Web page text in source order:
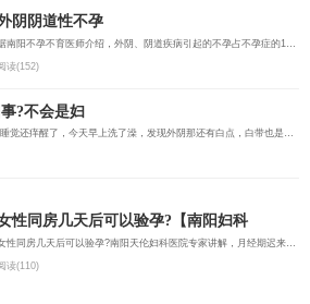
阴阴道性不孕
据南阳不孕不育医师介绍，外阴、阴道疾病引起的不孕占不孕症的1%～5%。阴道是性交和精液的容受器，某些外阴...
读(152)
?不会是妇
从昨天开始下面就有点痒了，昨天晚上睡觉还痒醒了，今天早上洗了澡，发现外阴那还有白点，白带也是那种颗粒...
性同房几天后可以验孕?【南阳妇科
女性同房几天后可以验孕?南阳天伦妇科医院专家讲解，月经期迟来一个周到10天后使用早孕测试纸进行检测比较...
读(110)